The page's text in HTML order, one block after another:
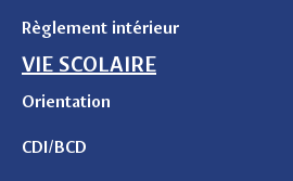
Règlement intérieur
VIE SCOLAIRE
Orientation
CDI/BCD